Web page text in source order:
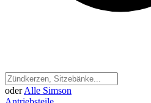
oder Alle Simson